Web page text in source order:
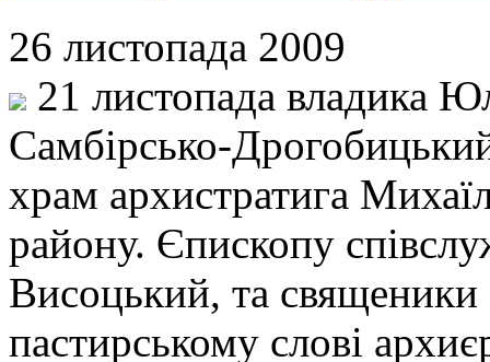
26 листопада 2009
21 листопада владика
Самбірсько-
храм архистратига
району. Єпископу
Висоцький, та священики
пастирському слові